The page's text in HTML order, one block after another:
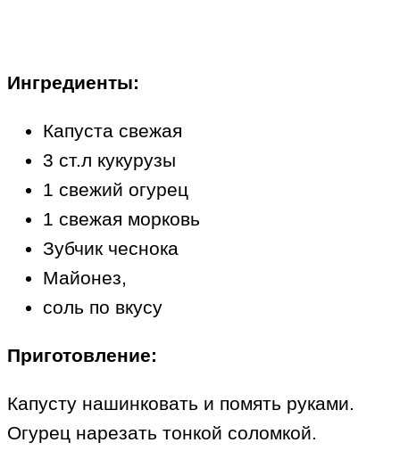
Ингредиенты:
Капуста свежая
3 ст.л кукурузы
1 свежий огурец
1 свежая морковь
Зубчик чеснока
Майонез,
соль по вкусу
Приготовление:
Капусту нашинковать и помять руками.
Огурец нарезать тонкой соломкой.